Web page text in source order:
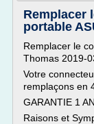
Remplacer
portable
Remplacer le
Thomas 2019-
Votre
remplaçons en
GARANTIE 1
Raisons et